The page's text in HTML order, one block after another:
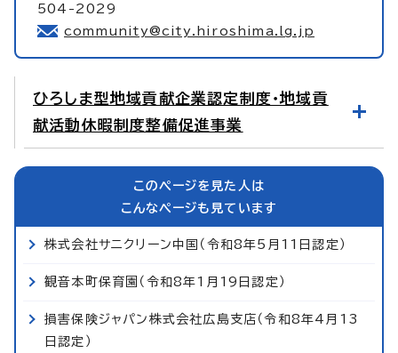
504-2029
community@city.hiroshima.lg.jp
ひろしま型地域貢献企業認定制度・地域貢
献活動休暇制度整備促進事業
このページを見た人は
こんなページも見ています
株式会社サニクリーン中国（令和8年5月11日認定）
観音本町保育園（令和8年1月19日認定）
損害保険ジャパン株式会社広島支店（令和8年4月13
日認定）